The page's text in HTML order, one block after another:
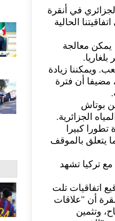
في أنقرة
الحالية
يمكن معالجة
لنحو 4.4 مليار متر مكعب. ويمكننا زيادة
متر مكعب"، مضيفا أن فترة
بوتاش
الجزائرية.
كبيرا
يتعلق بالموقف
تركيا تشهد
اتفاقيات تلت
أن "علاقات
وتثمين